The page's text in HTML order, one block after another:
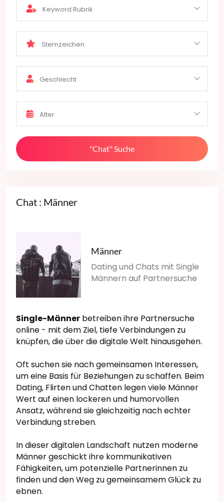
Keyword Rubrik
Sternzeichen
Geschlecht
Alter
"Chat" Suche
Chat : Männer
Männer
Dating und Chats mit Single
Männern auf Partnersuche
Single-Männer betreiben ihre Partnersuche
online - mit dem Ziel, tiefe Verbindungen zu
knüpfen, die über die digitale Welt hinausgehen.
Oft suchen sie nach gemeinsamen Interessen,
um eine Basis für Beziehungen zu schaffen. Beim
Dating, Flirten und Chatten legen viele Männer
Wert auf einen lockeren und humorvollen
Ansatz, während sie gleichzeitig nach echter
Verbindung streben.
In dieser digitalen Landschaft nutzen moderne
Männer geschickt ihre kommunikativen
Fähigkeiten, um potenzielle Partnerinnen zu
finden und den Weg zu gemeinsamem Glück zu
ebnen.